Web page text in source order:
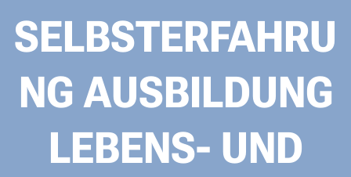
SELBSTERFAHRU
NG AUSBILDUNG
LEBENS- UND